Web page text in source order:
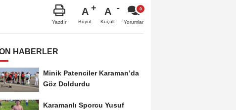
Yazdır
A
Büyüt
A
Küçült Yorumlar
HABERLER
Minik Patenciler Karaman’da
Göz Doldurdu
Karamanlı Sporcu Yusuf